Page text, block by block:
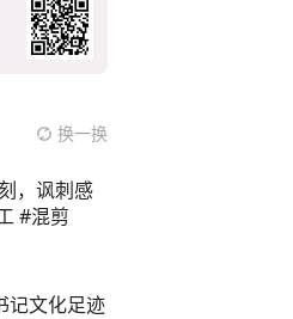
换一换
，讽刺感
#混剪
记文化足迹